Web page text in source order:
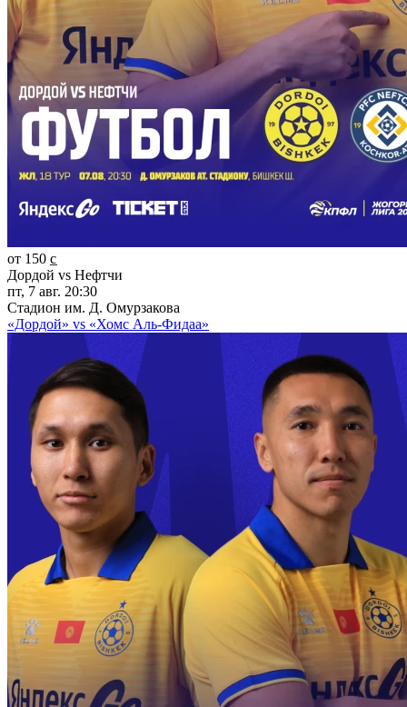
от 150 c̲
Дордой vs Нефтчи
пт, 7 авг. 20:30
Стадион им. Д. Омурзакова
«Дордой» vs «Хомс Аль-Фидаа»